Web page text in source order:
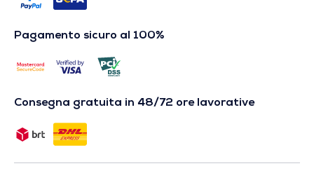
Pagamento sicuro al 100%
Consegna gratuita in 48/72 ore lavorative